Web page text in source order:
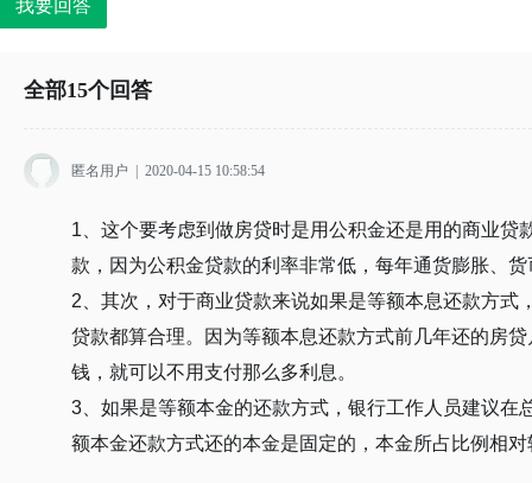
我要回答
全部15个回答
匿名用户 2020-04-15 10:58:54
1、这个要考虑到做房贷时是用公积金还是用的商业
款，因为公积金贷款的利率非常低，每年通货膨胀、
2、其次，对于商业贷款来说如果是等额本息还款方
贷款都算合理。因为等额本息还款方式前几年还的房
钱，就可以不用支付那么多利息。
3、如果是等额本金的还款方式，银行工作人员建议
额本金还款方式还的本金是固定的，本金所占比例相